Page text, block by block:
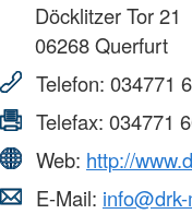
Döcklitzer Tor 21
06268Querfurt
Telefon: 034771
Telefax: 034771
Web: http://
E-Mail: